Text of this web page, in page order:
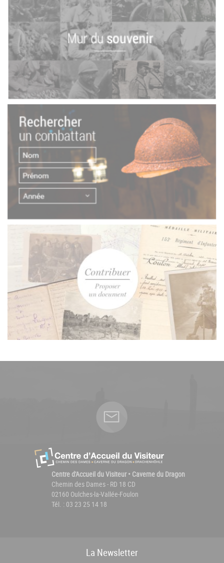
Centre d'Accueil du Visiteur • Caverne du Dragon
Chemin des Dames - RD 18 CD
02160 Oulches-la-Vallée-Foulon
Tél. : 03 23 25 14 18
La Newsletter